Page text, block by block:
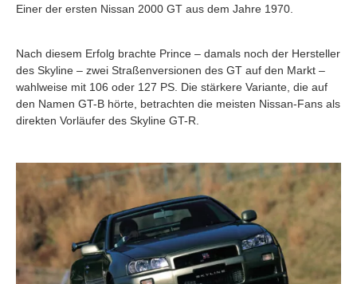
Einer der ersten Nissan 2000 GT aus dem Jahre 1970.
Nach diesem Erfolg brachte Prince – damals noch der Hersteller
des Skyline – zwei Straßenversionen des GT auf den Markt –
wahlweise mit 106 oder 127 PS. Die stärkere Variante, die auf
den Namen GT-B hörte, betrachten die meisten Nissan-Fans als
direkten Vorläufer des Skyline GT-R.